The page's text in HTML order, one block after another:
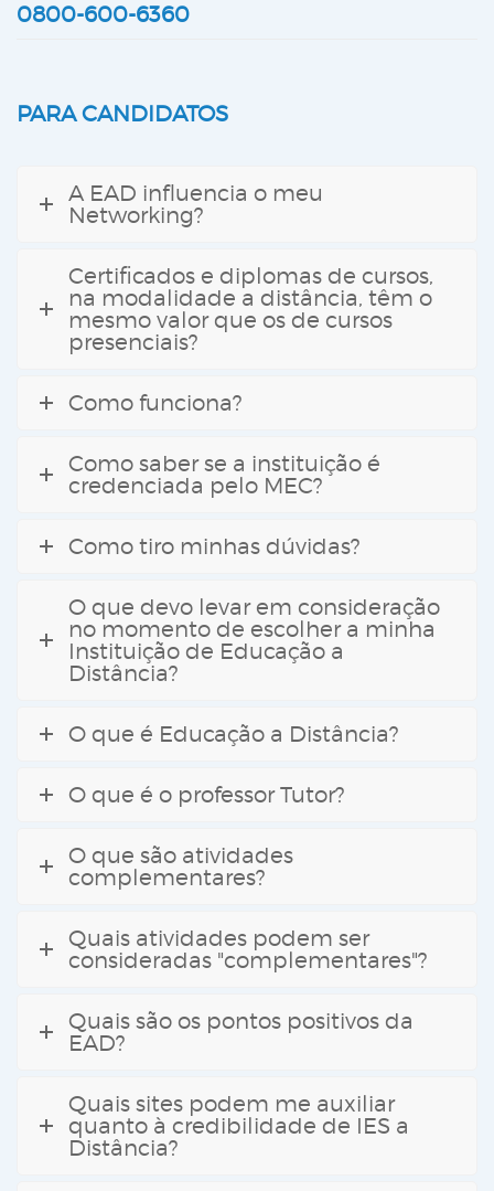
0800-600-6360
PARA CANDIDATOS
A EAD influencia o meu
Networking?
Certificados e diplomas de cursos,
na modalidade a distância, têm o
mesmo valor que os de cursos
presenciais?
Como funciona?
Como saber se a instituição é
credenciada pelo MEC?
Como tiro minhas dúvidas?
O que devo levar em consideração
no momento de escolher a minha
Instituição de Educação a
Distância?
O que é Educação a Distância?
O que é o professor Tutor?
O que são atividades
complementares?
Quais atividades podem ser
consideradas "complementares"?
Quais são os pontos positivos da
EAD?
Quais sites podem me auxiliar
quanto à credibilidade de IES a
Distância?